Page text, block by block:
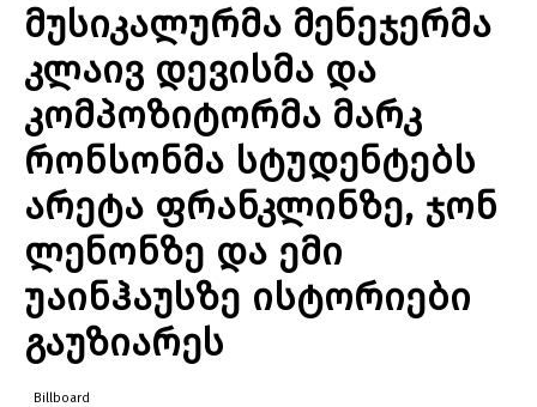
მუსიკალურმა მენეჯერმა
კლაივ დევისმა და
კომპოზიტორმა მარკ
რონსონმა სტუდენტებს
არეტა ფრანკლინზე, ჯონ
ლენონზე და ემი
უაინჰაუსზე ისტორიები
გაუზიარეს
Billboard